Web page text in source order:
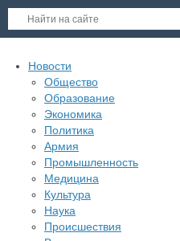
Новости
Общество
Образование
Экономика
Политика
Армия
Промышленность
Медицина
Культура
Наука
Происшествия